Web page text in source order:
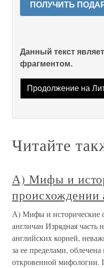
ПОЛУЧИТЬ
Данный текст
фрагментом.
Продолжение на
Читайте
А) Мифы и
происхождении
А) Мифы и исторические
англичан Изрядная
английских корней,
за ее пределами,
откровенной мифологии.